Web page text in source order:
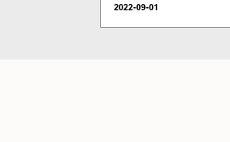
2022-09-01